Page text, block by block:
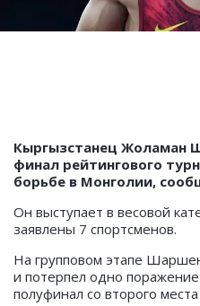
Кыргызстанец Жоламан
финал рейтингового
борьбе в Монголии,
Он выступает в весовой
заявлены 7 спортсменов.
На групповом этапе
и потерпел одно
полуфинал со второго места